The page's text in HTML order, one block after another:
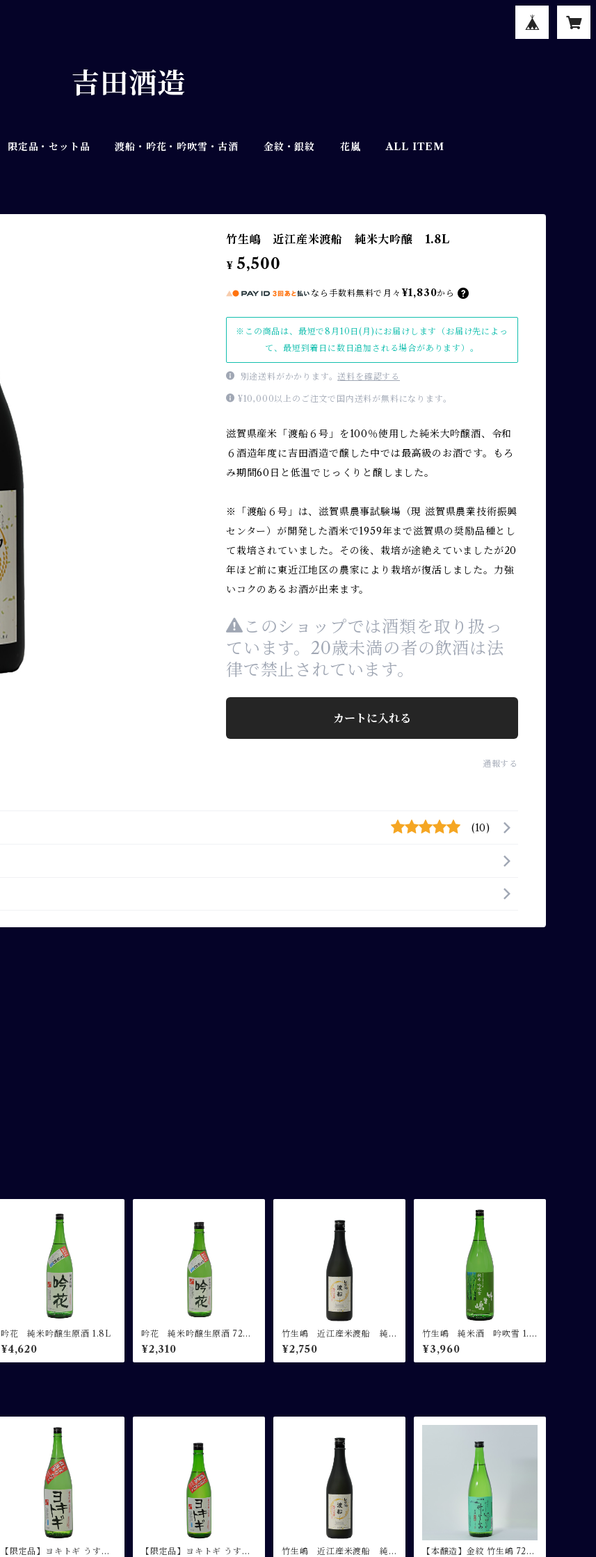
吉田酒造
限定品・セット品 渡船・吟花・吟吹雪・古酒 金紋・銀紋 花嵐 ALL ITEM
竹生嶋 近江産米渡船 純米大吟醸 1.8L
¥ 5,500
なら 手数料無料で 月々 ¥1,830から
※この商品は、最短で8月10日(月)にお届けします（お届け先によっ
て、最短到着日に数日追加される場合があります）。
別途送料がかかります。送料を確認する
¥10,000以上のご注文で国内送料が無料になります。
滋賀県産米「渡船６号」を100％使用した純米大吟醸酒、令和
６酒造年度に吉田酒造で醸した中では最高級のお酒です。もろ
み期間60日と低温でじっくりと醸しました。
※「渡船６号」は、滋賀県農事試験場（現 滋賀県農業技術振興
センター）が開発した酒米で1959年まで滋賀県の奨励品種とし
て栽培されていました。その後、栽培が途絶えていましたが20
年ほど前に東近江地区の農家により栽培が復活しました。力強
いコクのあるお酒が出来ます。
このショップでは酒類を取り扱っ
ています。20歳未満の者の飲酒は法
律で禁止されています。
カートに入れる
通報する
(10)
吟花 純米吟醸生原酒 1.8L
¥4,620
吟花 純米吟醸生原酒 720
ml
¥2,310
竹生嶋 近江産米渡船 純
米大吟醸 720ml
¥2,750
竹生嶋 純米酒 吟吹雪 1.8
L
¥3,960
【限定品】ヨキトギ うすに
【限定品】ヨキトギ うすに
竹生嶋 近江産米渡船 純
【本醸造】金紋 竹生嶋 720